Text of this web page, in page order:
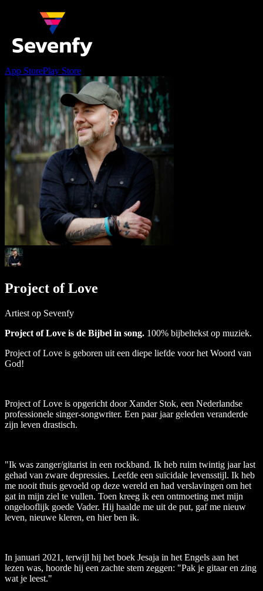
App StorePlay Store
Project of Love
Artiest op Sevenfy
Project of Love is de Bijbel in song. 100% bijbeltekst op muziek.
Project of Love is geboren uit een diepe liefde voor het Woord van
God!
Project of Love is opgericht door Xander Stok, een Nederlandse
professionele singer-songwriter. Een paar jaar geleden veranderde
zijn leven drastisch.
"Ik was zanger/gitarist in een rockband. Ik heb ruim twintig jaar last
gehad van zware depressies. Leefde een suïcidale levensstijl. Ik heb
me nooit thuis gevoeld op deze wereld en had verslavingen om het
gat in mijn ziel te vullen. Toen kreeg ik een ontmoeting met mijn
ongelooflijk goede Vader. Hij haalde me uit de put, gaf me nieuw
leven, nieuwe kleren, en hier ben ik.
In januari 2021, terwijl hij het boek Jesaja in het Engels aan het
lezen was, hoorde hij een zachte stem zeggen: "Pak je gitaar en zing
wat je leest."